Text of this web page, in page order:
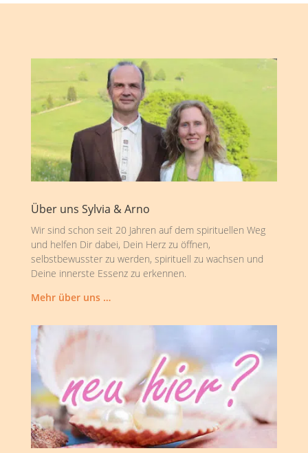
Über uns Sylvia & Arno
Wir sind schon seit 20 Jahren auf dem spirituellen Weg
und helfen Dir dabei, Dein Herz zu öffnen,
selbstbewusster zu werden, spirituell zu wachsen und
Deine innerste Essenz zu erkennen.
Mehr über uns …